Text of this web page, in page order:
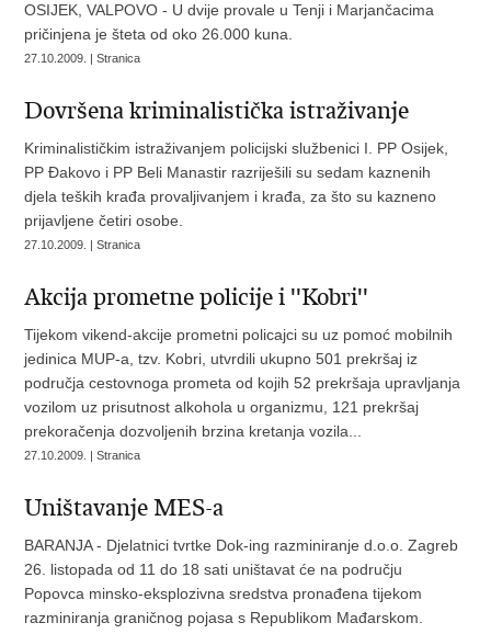
OSIJEK, VALPOVO - U dvije provale u Tenji i Marjančacima
pričinjena je šteta od oko 26.000 kuna.
27.10.2009. | Stranica
Dovršena kriminalistička istraživanje
Kriminalističkim istraživanjem policijski službenici I. PP Osijek,
PP Đakovo i PP Beli Manastir razriješili su sedam kaznenih
djela teških krađa provaljivanjem i krađa, za što su kazneno
prijavljene četiri osobe.
27.10.2009. | Stranica
Akcija prometne policije i ''Kobri''
Tijekom vikend-akcije prometni policajci su uz pomoć mobilnih
jedinica MUP-a, tzv. Kobri, utvrdili ukupno 501 prekršaj iz
područja cestovnoga prometa od kojih 52 prekršaja upravljanja
vozilom uz prisutnost alkohola u organizmu, 121 prekršaj
prekoračenja dozvoljenih brzina kretanja vozila...
27.10.2009. | Stranica
Uništavanje MES-a
BARANJA - Djelatnici tvrtke Dok-ing razminiranje d.o.o. Zagreb
26. listopada od 11 do 18 sati uništavat će na području
Popovca minsko-eksplozivna sredstva pronađena tijekom
razminiranja graničnog pojasa s Republikom Mađarskom.